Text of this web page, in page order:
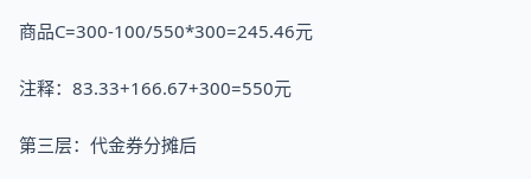
商品C=300-100/550*300=245.46元
注释：83.33+166.67+300=550元
第三层：代金券分摊后